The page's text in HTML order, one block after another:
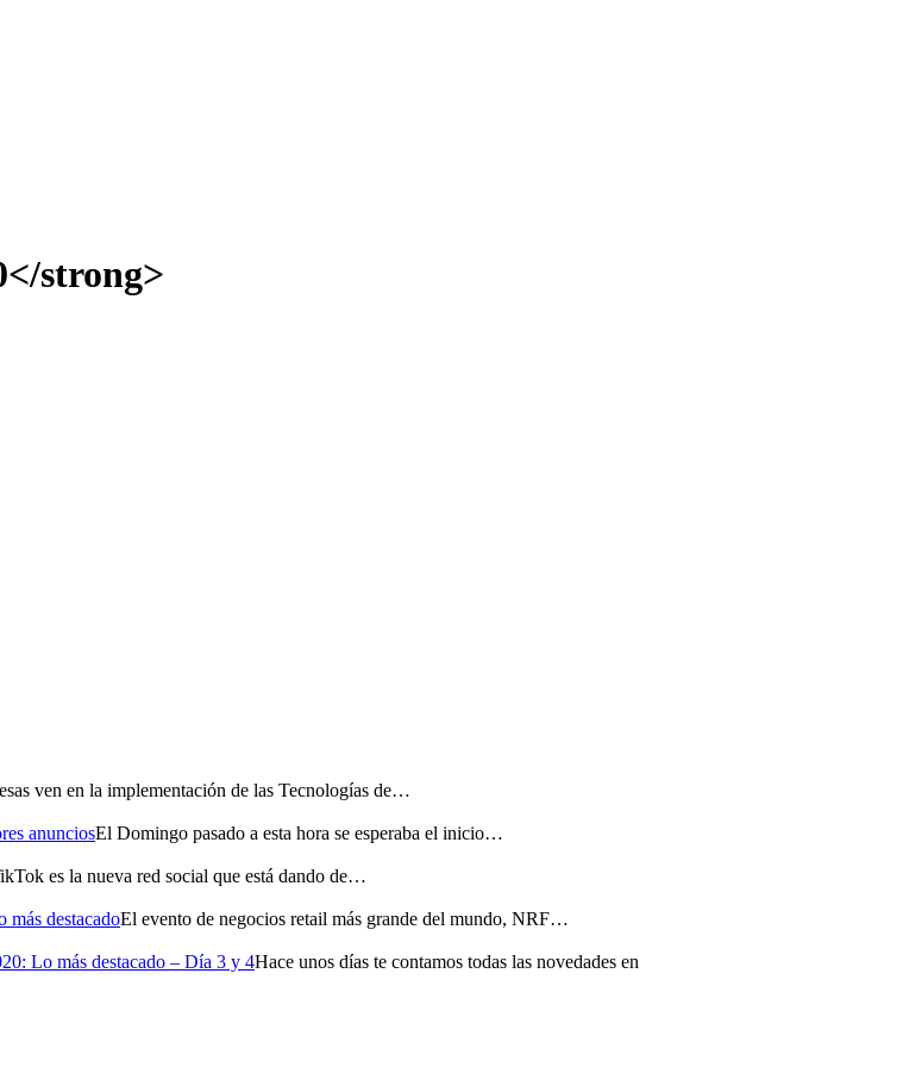
strong>
ven en la implementación de las Tecnologías de…
anunciosEl Domingo pasado a esta hora se esperaba el inicio…
es la nueva red social que está dando de…
destacadoEl evento de negocios retail más grande del mundo, NRF…
Lo más destacado – Día 3 y 4Hace unos días te contamos todas las novedades en